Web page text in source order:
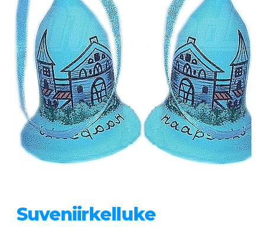
Suveniirkelluke